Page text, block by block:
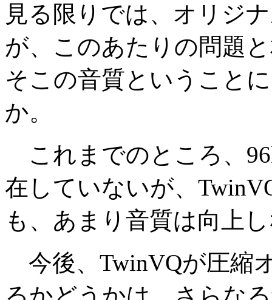
見る限りでは、オリジ
が、このあたりの問題
そこの音質ということ
か。
これまでのところ、
在していないが、
も、あまり音質は向上
今後、TwinVQが圧縮